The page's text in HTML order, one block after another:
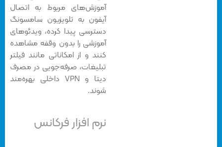
آموزش‌های مربوط به اتصال
آیفون به تلویزیون سامسونگ
دسترسی پیدا کرده، ویدئوهای
آموزشی را بدون وقفه مشاهده
کنند و از امکاناتی مانند فیلتر
تبلیغات، صرفه‌جویی در مصرف
دیتا و VPN داخلی بهره‌مند
شوند.
نرم افزار فرکانس